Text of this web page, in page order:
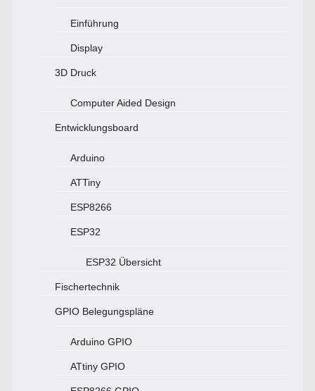
Einführung
Display
3D Druck
Computer Aided Design
Entwicklungsboard
Arduino
ATTiny
ESP8266
ESP32
ESP32 Übersicht
Fischertechnik
GPIO Belegungspläne
Arduino GPIO
ATtiny GPIO